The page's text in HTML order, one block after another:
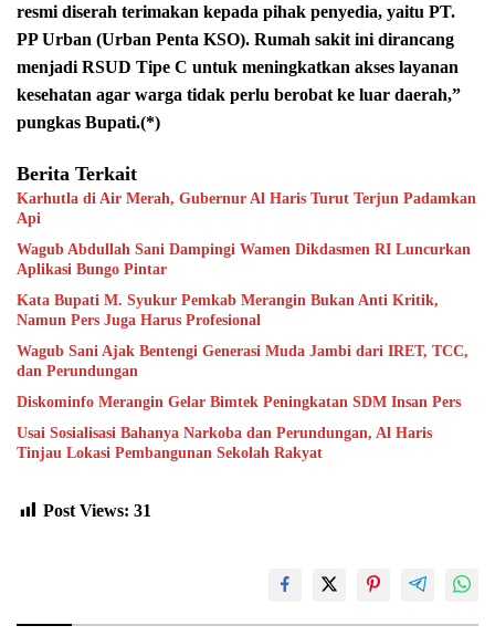
resmi diserah terimakan kepada pihak penyedia, yaitu PT.
PP Urban (Urban Penta KSO). Rumah sakit ini dirancang
menjadi RSUD Tipe C untuk meningkatkan akses layanan
kesehatan agar warga tidak perlu berobat ke luar daerah,”
pungkas Bupati.(*)
Berita Terkait
Karhutla di Air Merah, Gubernur Al Haris Turut Terjun Padamkan
Api
Wagub Abdullah Sani Dampingi Wamen Dikdasmen RI Luncurkan
Aplikasi Bungo Pintar
Kata Bupati M. Syukur Pemkab Merangin Bukan Anti Kritik,
Namun Pers Juga Harus Profesional
Wagub Sani Ajak Bentengi Generasi Muda Jambi dari IRET, TCC,
dan Perundungan
Diskominfo Merangin Gelar Bimtek Peningkatan SDM Insan Pers
Usai Sosialisasi Bahanya Narkoba dan Perundungan, Al Haris
Tinjau Lokasi Pembangunan Sekolah Rakyat
Post Views: 31